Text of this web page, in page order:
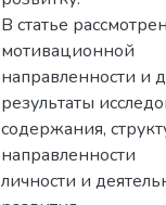
В статье
мотивационной
направленности и
результаты
содержания,
направленности
личности и